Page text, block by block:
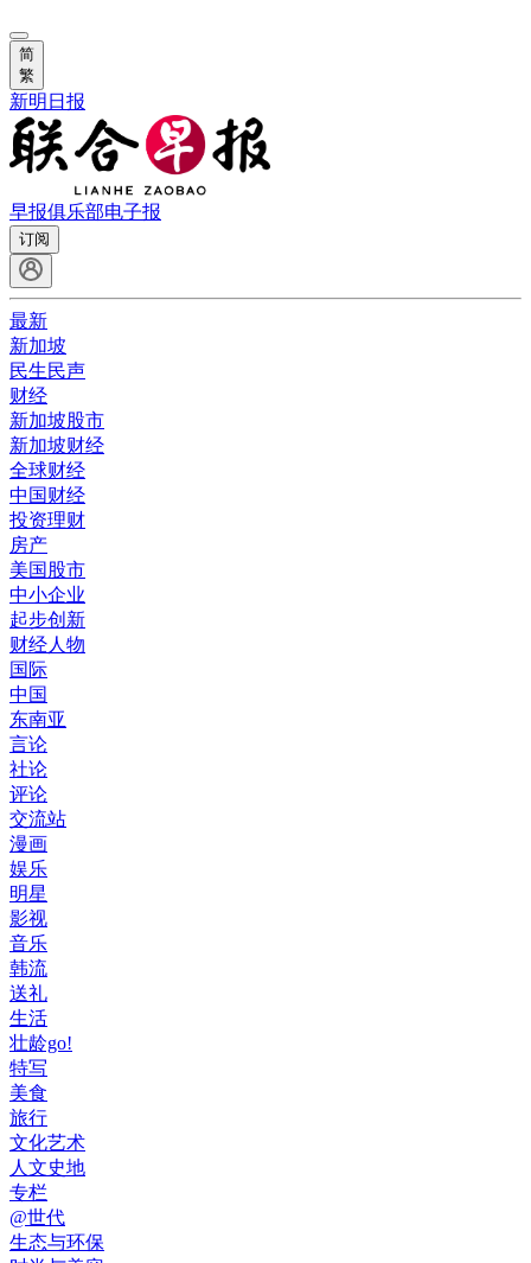
简
繁
新明日报
早报俱乐部电子报
订阅
最新
新加坡
民生民声
财经
新加坡股市
新加坡财经
全球财经
中国财经
投资理财
房产
美国股市
中小企业
起步创新
财经人物
国际
中国
东南亚
言论
社论
评论
交流站
漫画
娱乐
明星
影视
音乐
韩流
送礼
生活
壮龄go!
特写
美食
旅行
文化艺术
人文史地
专栏
@世代
生态与环保